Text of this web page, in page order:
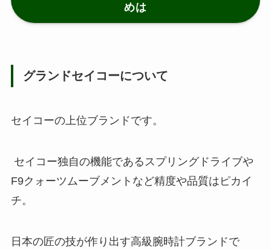
めは
グランドセイコーについて
セイコーの上位ブランドです。
セイコー独自の機能であるスプリングドライブや
F9クォーツムーブメントなど精度や品質はピカイ
チ。
日本の匠の技が作り出す高級腕時計ブランドで